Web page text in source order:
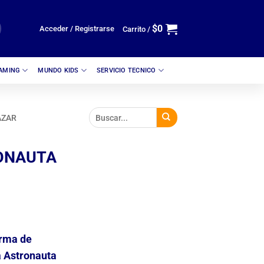
Acceder / Registrarse Carrito / $0
MUNDO KIDS SERVICIO TECNICO
de
Astronauta